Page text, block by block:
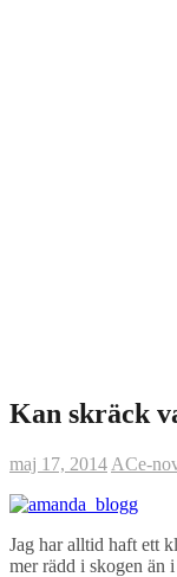
Kan skräck
maj 17, 2014 ACe-
Jag har alltid haft ett
mer rädd i skogen än